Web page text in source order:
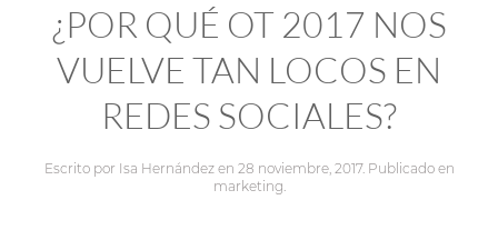
¿POR QUÉ OT 2017 NOS
VUELVE TAN LOCOS EN
REDES SOCIALES?
Escrito por Isa Hernándezen 28 noviembre, 2017. Publicado en
marketing